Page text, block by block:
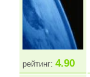
рейтинг: 4.90